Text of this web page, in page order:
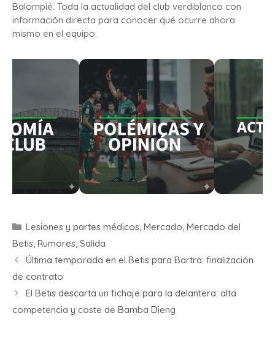
Balompié. Toda la actualidad del club verdiblanco con
información directa para conocer qué ocurre ahora
mismo en el equipo.
Lesiones y partes médicos, Mercado, Mercado del
Betis, Rumores, Salida
Última temporada en el Betis para Bartra: finalización
de contrato
El Betis descarta un fichaje para la delantera: alta
competencia y coste de Bamba Dieng